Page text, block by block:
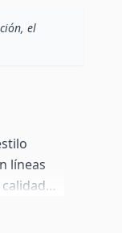
el
líneas